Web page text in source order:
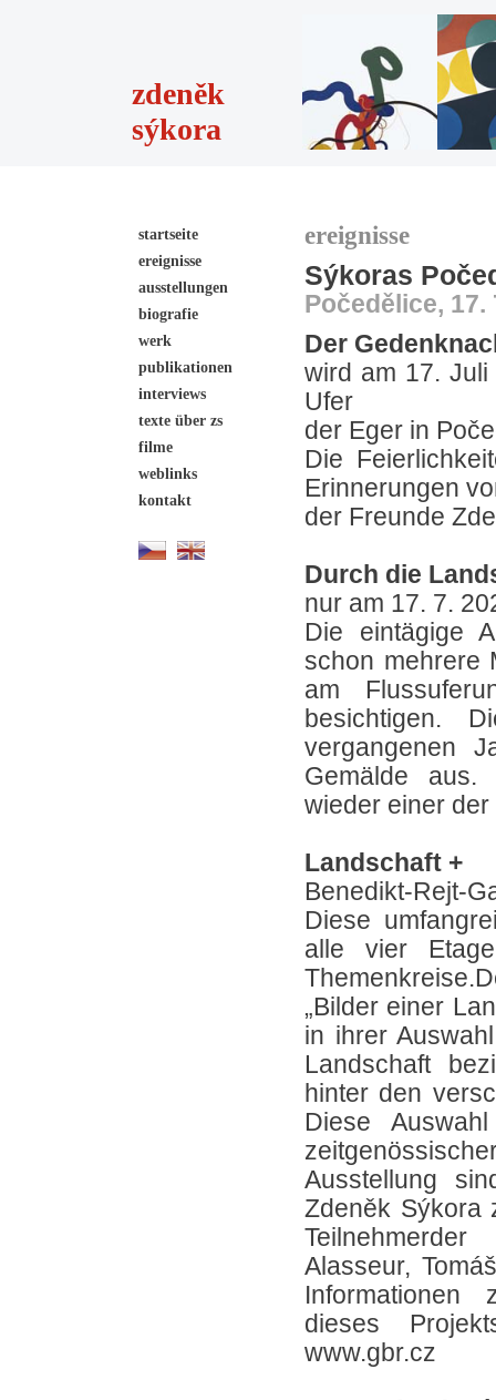
zdeněk
sýkora
startseite
ereignisse
ausstellungen
biografie
werk
publikationen
interviews
texte über zs
filme
weblinks
kontakt
ereignisse
Sýkoras
Počedělice, 17.
Der
wird am 17.
Ufer
der Eger in
Die
Erinnerungen
der Freunde
Durch die
nur am 17. 7.
Die eintägige
schon mehrere
am
besichtigen.
vergangenen
Gemälde aus.
wieder einer
Landschaft +
Benedikt-Rejt-
Diese
alle vier
„Bilder einer
in ihrer
Landschaft
hinter den
Diese
Ausstellung
Zdeněk Sýkora
Alasseur,
Informationen
dieses
www.gbr.cz